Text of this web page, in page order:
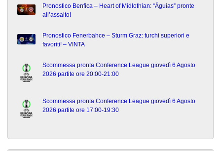
Pronostico Benfica – Heart of Midlothian: “Águias” pronte
all’assalto!
Pronostico Fenerbahce – Sturm Graz: turchi superiori e
favoriti! – VINTA
Scommessa pronta Conference League giovedì 6 Agosto
2026 partite ore 20:00-21:00
Scommessa pronta Conference League giovedì 6 Agosto
2026 partite ore 17:00-19:30